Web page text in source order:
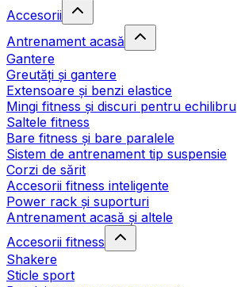
Accesorii
Antrenament acasă
Gantere
Greutăți și gantere
Extensoare și benzi elastice
Mingi fitness și discuri pentru echilibru
Saltele fitness
Bare fitness și bare paralele
Sistem de antrenament tip suspensie
Corzi de sărit
Accesorii fitness inteligente
Power rack și suporturi
Antrenament acasă și altele
Accesorii fitness
Shakere
Sticle sport